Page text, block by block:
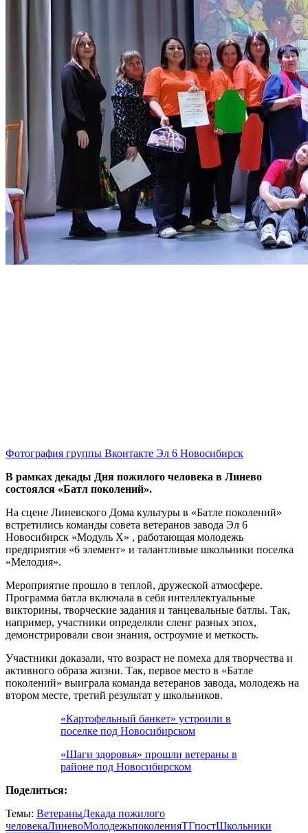
Фотография группы Вконтакте Эл 6 Новосибирск
В рамках декады Дня пожилого человека в Линево
состоялся «Батл поколений».
На сцене Линевского Дома культуры в «Батле поколений»
встретились команды совета ветеранов завода Эл 6
Новосибирск «Модуль Х» , работающая молодежь
предприятия «6 элемент» и талантливые школьники поселка
«Мелодия».
Мероприятие прошло в теплой, дружеской атмосфере.
Программа батла включала в себя интеллектуальные
викторины, творческие задания и танцевальные батлы. Так,
например, участники определяли сленг разных эпох,
демонстрировали свои знания, остроумие и меткость.
Участники доказали, что возраст не помеха для творчества и
активного образа жизни. Так, первое место в «Батле
поколений» выиграла команда ветеранов завода, молодежь на
втором месте, третий результат у школьников.
«Картофельный банкет» устроили в
поселке под Новосибирском
«Шаги здоровья» прошли ветераны в
районе под Новосибирском
Поделиться:
Темы: ВетераныДекада пожилого
человекаЛиневоМолодежьпоколенияТГпостШкольники